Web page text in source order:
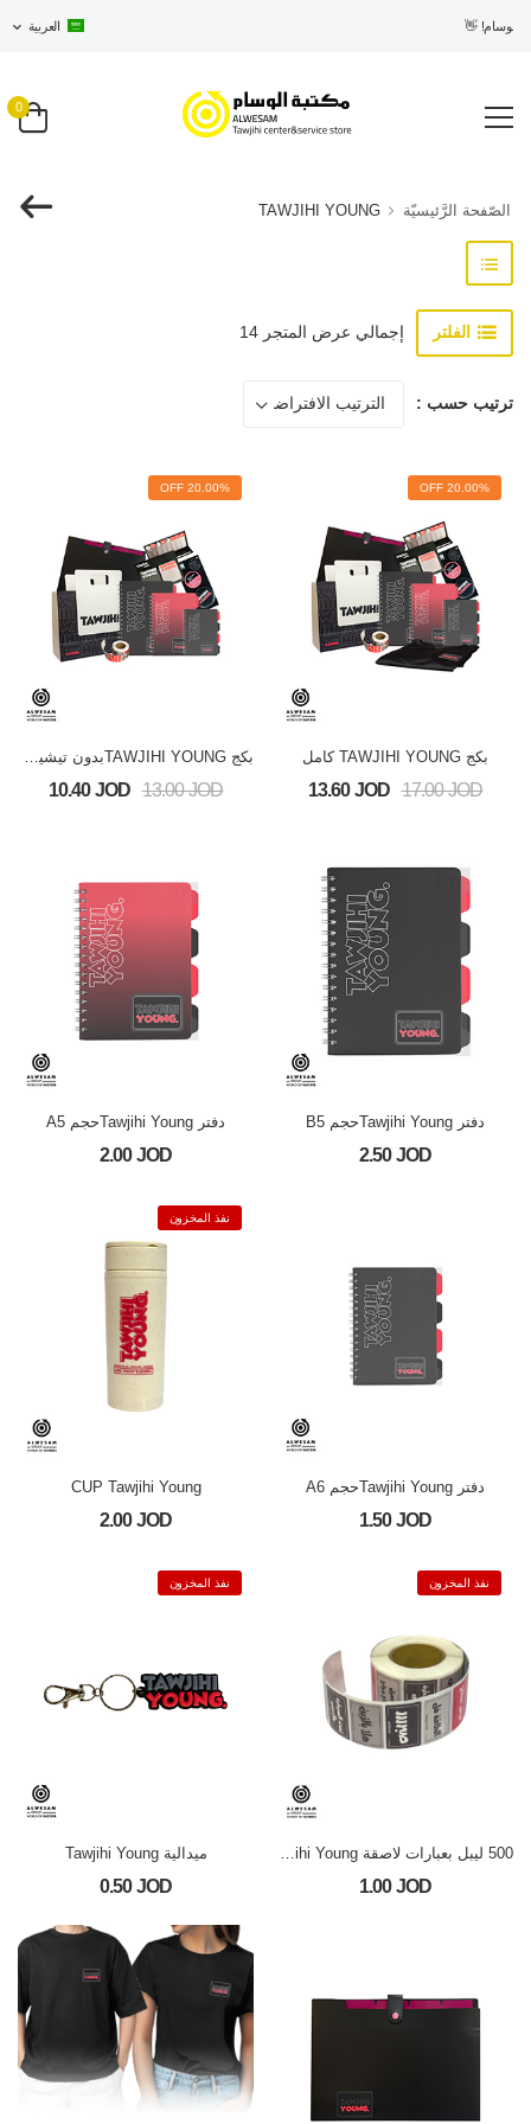
الوسام! 👋 العربية
0
الصّفحة الرَّئيسيّة TAWJIHI YOUNG
الفلتر إجمالي عرض المتجر 14
ترتيب حسب :
20.00% OFF
بكج TAWJIHI YOUNG كامل
13.60 JOD 17.00 JOD
20.00% OFF
بكج TAWJIHI YOUNGبدون تيشيرت
10.40 JOD 13.00 JOD
دفتر Tawjihi Youngحجم B5
2.50 JOD
دفتر Tawjihi Youngحجم A5
2.00 JOD
دفتر Tawjihi Youngحجم A6
1.50 JOD
نفذ المخزون
CUP Tawjihi Young
2.00 JOD
نفذ المخزون
1.00 JOD
نفذ المخزون
ميدالية Tawjihi Young
0.50 JOD